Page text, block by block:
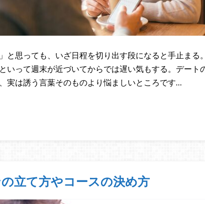
と思っても、いざ日程を切り出す段になると手止まる
いって週末が近づいてからでは遅い気もする。デート
実は誘う言葉そのものより悩ましいところです…
立て方やコースの決め方